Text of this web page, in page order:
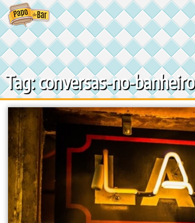
Ir
para
o
conteúdo
Tag: conversas-no-banheiro